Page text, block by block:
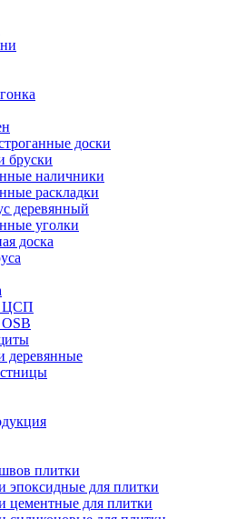
доски
бруски
наличники
раскладки
деревянный
уголки
доска
ЦСП
деревянные
плитки
эпоксидные для плитки
цементные для плитки